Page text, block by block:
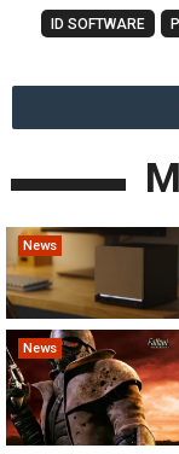
ID SOFTWARE
News
News